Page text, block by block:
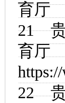
育
21
育
22